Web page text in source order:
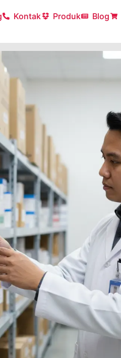
Kontak Produk Blog